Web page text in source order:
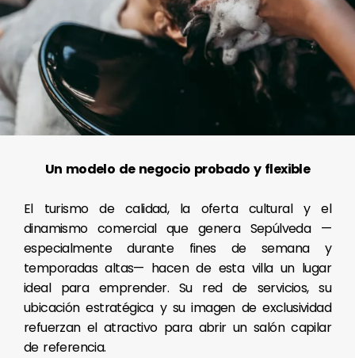
Un modelo de negocio probado y flexible
El turismo de calidad, la oferta cultural y el
dinamismo comercial que genera Sepúlveda —
especialmente durante fines de semana y
temporadas altas— hacen de esta villa un lugar
ideal para emprender. Su red de servicios, su
ubicación estratégica y su imagen de exclusividad
refuerzan el atractivo para abrir un salón capilar
de referencia.